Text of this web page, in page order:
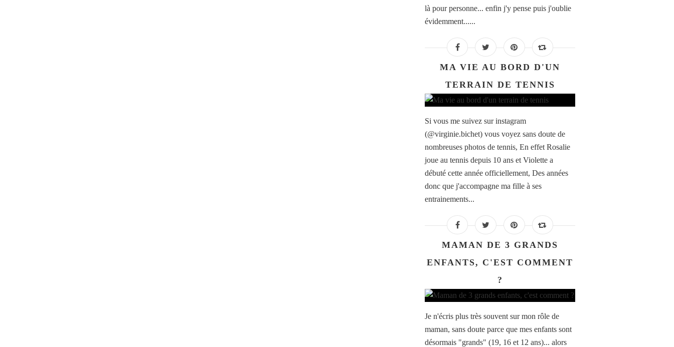
là pour personne... enfin j'y pense puis j'oublie
évidemment......
MA VIE AU BORD D'UN
TERRAIN DE TENNIS
Si vous me suivez sur instagram
(@virginie.bichet) vous voyez sans doute de
nombreuses photos de tennis, En effet Rosalie
joue au tennis depuis 10 ans et Violette a
débuté cette année officiellement, Des années
donc que j'accompagne ma fille à ses
entrainements...
MAMAN DE 3 GRANDS
ENFANTS, C'EST COMMENT
?
Je n'écris plus très souvent sur mon rôle de
maman, sans doute parce que mes enfants sont
désormais "grands" (19, 16 et 12 ans)... alors